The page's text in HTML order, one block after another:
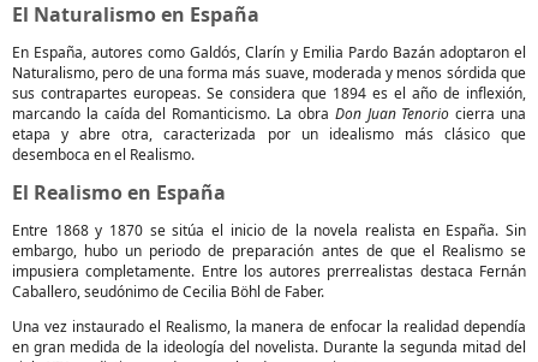
El Naturalismo en España
En España, autores como Galdós, Clarín y Emilia Pardo Bazán adoptaron el
Naturalismo, pero de una forma más suave, moderada y menos sórdida que
sus contrapartes europeas. Se considera que 1894 es el año de inflexión,
marcando la caída del Romanticismo. La obra Don Juan Tenorio cierra una
etapa y abre otra, caracterizada por un idealismo más clásico que
desemboca en el Realismo.
El Realismo en España
Entre 1868 y 1870 se sitúa el inicio de la novela realista en España. Sin
embargo, hubo un periodo de preparación antes de que el Realismo se
impusiera completamente. Entre los autores prerrealistas destaca Fernán
Caballero, seudónimo de Cecilia Böhl de Faber.
Una vez instaurado el Realismo, la manera de enfocar la realidad dependía
en gran medida de la ideología del novelista. Durante la segunda mitad del